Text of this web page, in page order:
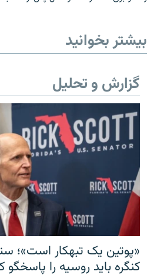
بیشتر بخوانید
گزارش و تحلیل
«پوتین یک تبهکار است»؛
کنگره باید روسیه را پاسخگو